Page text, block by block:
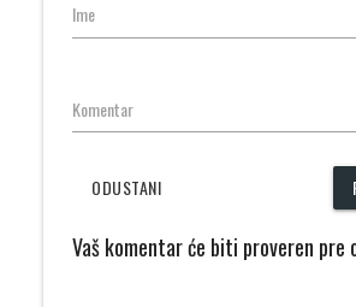
Ime
Komentar
ODUSTANI
Vaš komentar će biti proveren pre